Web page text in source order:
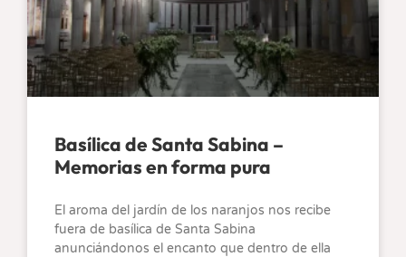
Basílica de Santa Sabina –
Memorias en forma pura
El aroma del jardín de los naranjos nos recibe
fuera de basílica de Santa Sabina
anunciándonos el encanto que dentro de ella